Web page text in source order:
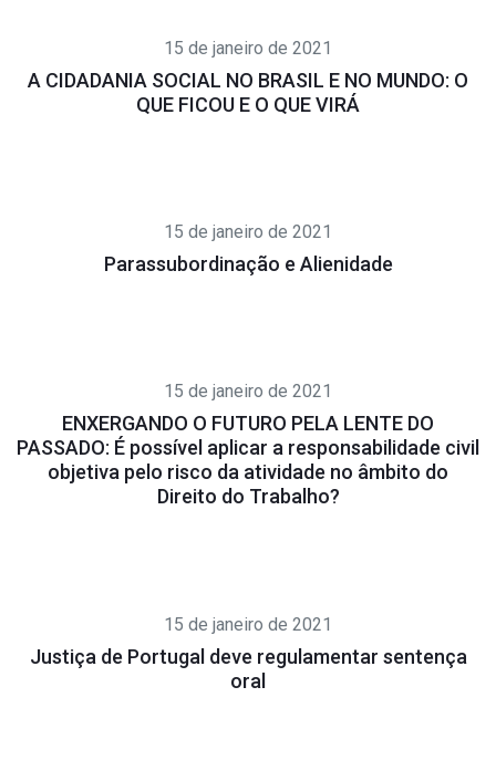
15 de janeiro de 2021
A CIDADANIA SOCIAL NO BRASIL E NO MUNDO: O
QUE FICOU E O QUE VIRÁ
15 de janeiro de 2021
Parassubordinação e Alienidade
15 de janeiro de 2021
ENXERGANDO O FUTURO PELA LENTE DO
PASSADO: É possível aplicar a responsabilidade civil
objetiva pelo risco da atividade no âmbito do
Direito do Trabalho?
15 de janeiro de 2021
Justiça de Portugal deve regulamentar sentença
oral